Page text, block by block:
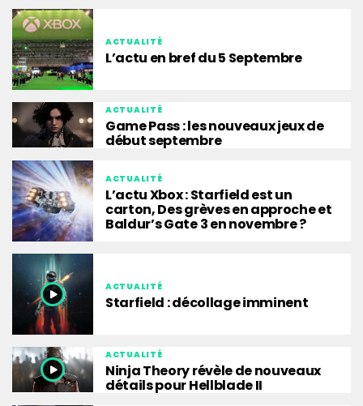
ACTUALITÉ
L’actu en bref du 5 Septembre
ACTUALITÉ
Game Pass : les nouveaux jeux de
début septembre
ACTUALITÉ
L’actu Xbox : Starfield est un
carton, Des grèves en approche et
Baldur’s Gate 3 en novembre ?
ACTUALITÉ
Starfield : décollage imminent
ACTUALITÉ
Ninja Theory révèle de nouveaux
détails pour Hellblade II